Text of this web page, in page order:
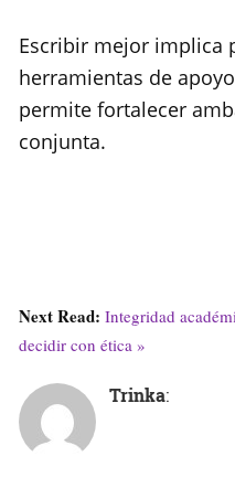
Escribir mejor implica
herramientas de
permite fortalecer
conjunta.
Next Read: Integridad
decidir con ética »
Trinka: